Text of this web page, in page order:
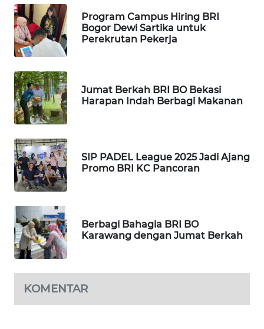
Program Campus Hiring BRI
Bogor Dewi Sartika untuk
Perekrutan Pekerja
Jumat Berkah BRI BO Bekasi
Harapan Indah Berbagi Makanan
SIP PADEL League 2025 Jadi Ajang
Promo BRI KC Pancoran
Berbagi Bahagia BRI BO
Karawang dengan Jumat Berkah
KOMENTAR
KARAWANG
WN
BEKASI
WN
BOGOR
WN
DEPOK
WN
TAPANULI
UTARA
WN
SAMOSIR
LAWAS